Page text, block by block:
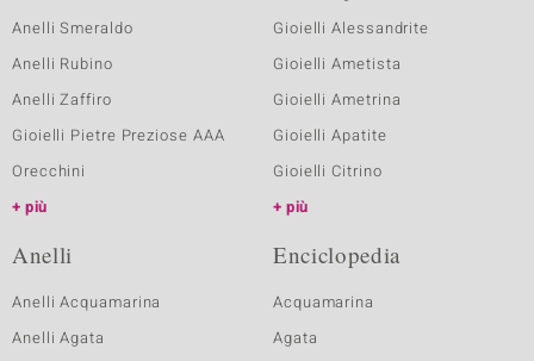
Anelli Smeraldo
Anelli Rubino
Anelli Zaffiro
Gioielli Pietre Preziose AAA
Orecchini
più
Gioielli Alessandrite
Gioielli Ametista
Gioielli Ametrina
Gioielli Apatite
Gioielli Citrino
più
Anelli
Anelli Acquamarina
Anelli Agata
Enciclopedia
Acquamarina
Agata